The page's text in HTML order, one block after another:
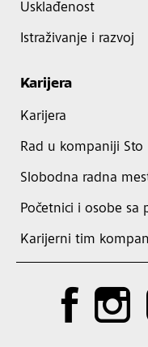
Usklađenost
Istraživanje i razvoj
Karijera
Karijera
Rad u kompaniji Sto
Slobodna radna
Početnici i osobe sa
Karijerni tim